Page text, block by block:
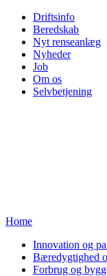
Driftsinfo
Beredskab
Nyt renseanlæg
Nyheder
Job
Om os
Selvbetjening
Home
Innovation og
Bæredygtighed
Forbrug og